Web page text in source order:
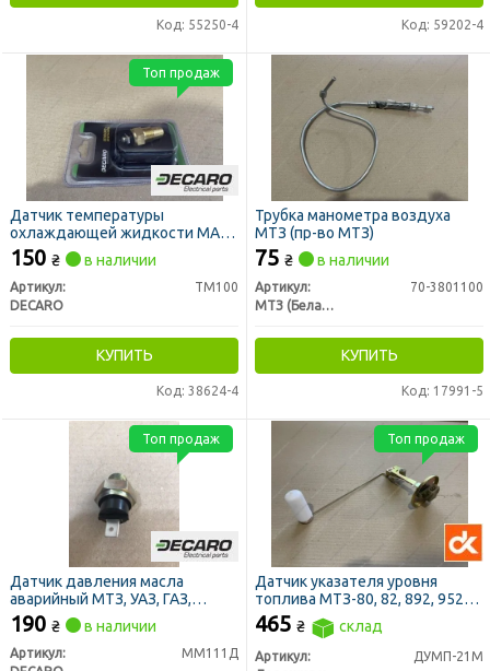
Код: 55250-4 Код: 59202-4
Датчик температуры
охлаждающей жидкости МАЗ,
ГАЗ, КРАЗ, ЗИЛ, МТЗ под болт
(DECARO)
150 ₴ в наличии
Артикул:
ТМ100
DECARO
КУПИТЬ
Код: 38624-4
Топ продаж
Трубка манометра воздуха
МТЗ (пр-во МТЗ)
75 ₴ в наличии
Артикул:
70-3801100
МТЗ (Беларусь)
КУПИТЬ
Код: 17991-5
Датчик давления масла
аварийный МТЗ, УАЗ, ГАЗ,
ТАВРИЯ, КАМАЗ, КРАЗ, МАЗ
(DECARO)
190 ₴ в наличии
Артикул:
ММ111Д
Топ продаж
Датчик указателя уровня
топлива МТЗ-80, 82, 892, 952
(сопротивление 330 Ом, 226
мм перемещение поплавка)
(ДК)
465 ₴ склад
Артикул:
ДУМП-21М
Топ продаж